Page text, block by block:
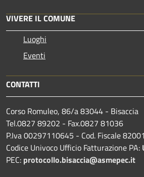
VIVERE IL COMUNE
Luoghi
Eventi
CONTATTI
Corso Romuleo, 86/a 83044 - Bisaccia
Tel.0827 89202 - Fax.0827 81036
P.Iva 00297110645 - Cod. Fiscale
Codice Univoco Ufficio Fatturazione PA:
PEC: protocollo.bisaccia@asmepec.it